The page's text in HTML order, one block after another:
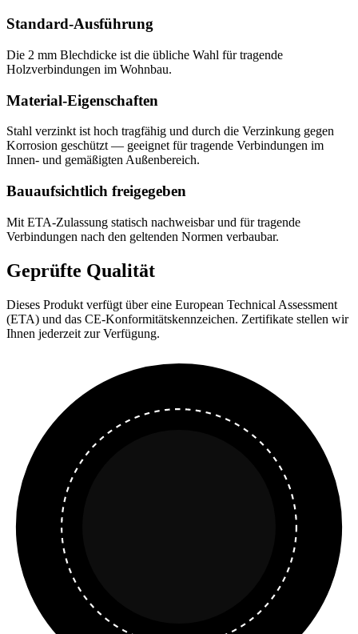
Standard-Ausführung
Die 2 mm Blechdicke ist die übliche Wahl für tragende
Holzverbindungen im Wohnbau.
Material-Eigenschaften
Stahl verzinkt ist hoch tragfähig und durch die Verzinkung gegen
Korrosion geschützt — geeignet für tragende Verbindungen im
Innen- und gemäßigten Außenbereich.
Bauaufsichtlich freigegeben
Mit ETA-Zulassung statisch nachweisbar und für tragende
Verbindungen nach den geltenden Normen verbaubar.
Geprüfte Qualität
Dieses Produkt verfügt über eine European Technical Assessment
(ETA) und das CE-Konformitätskennzeichen. Zertifikate stellen wir
Ihnen jederzeit zur Verfügung.